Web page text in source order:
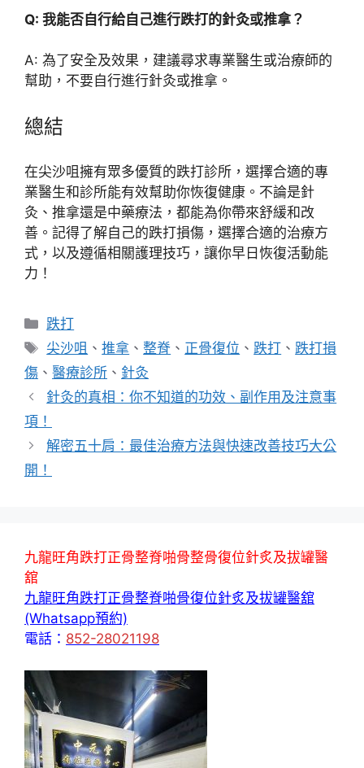
Q: 我能否自行給自己進行跌打的針灸或推拿？
A: 為了安全及效果，建議尋求專業醫生或治療師的
幫助，不要自行進行針灸或推拿。
總結
在尖沙咀擁有眾多優質的跌打診所，選擇合適的專
業醫生和診所能有效幫助你恢復健康。不論是針
灸、推拿還是中藥療法，都能為你帶來舒緩和改
善。記得了解自己的跌打損傷，選擇合適的治療方
式，以及遵循相關護理技巧，讓你早日恢復活動能
力！
分
類
跌打
標
籤
尖沙咀 、推拿 、整脊 、 正骨復位 、跌打 、跌打損
傷 、 醫療診所 、 針灸
針灸的真相：你不知道的功效、副作用及注意事
項！
解密五十肩：最佳治療方法與快速改善技巧大公
開！
九龍旺角跌打正骨整脊啪骨整骨復位針炙及拔罐醫
舘
九龍旺角跌打正骨整脊啪骨復位針炙及拔罐醫舘
(Whatsapp預約)
電話： 852-28021198